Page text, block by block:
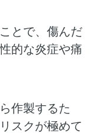
とで、傷んだ
的な炎症や痛
作製するた
スクが極めて